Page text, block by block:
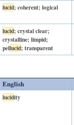
lucid; coherent; logical
lucid; crystal clear;
crystalline; limpid;
pellucid; transparent
English
lucidity